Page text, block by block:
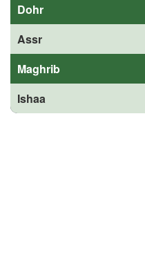
Dohr
Assr
Maghrib
Ishaa